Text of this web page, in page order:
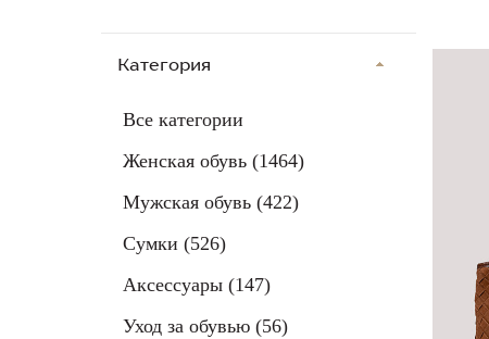
Категория
Все категории
Женская обувь (1464)
Мужская обувь (422)
Сумки (526)
Аксессуары (147)
Уход за обувью (56)